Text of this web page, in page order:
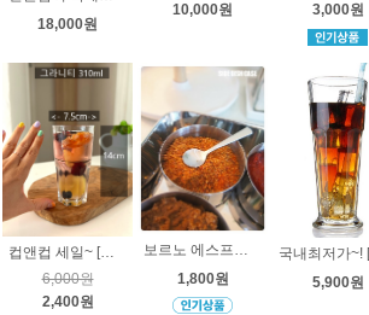
18,000원
10,000원
3,000원
컵앤컵 세일~ [프랑스 아코록 ] 그라니티 강화 유리컵 310ml - 하이볼 , 알코록, 콜라컵, 아이스커피컵
6,000원
2,400원
보르노 에스프레소 미니 티스푼 [스텐] 에스프레소 스푼
1,800원
5,900원